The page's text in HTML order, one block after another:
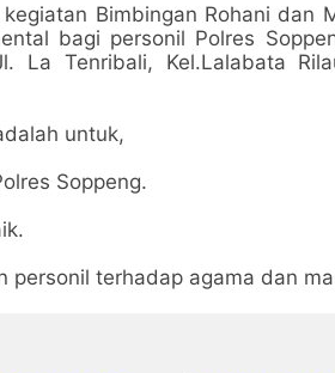
Bimbingan Rohani dan
bagi personil Polres
La Tenribali, Kel.Lalabata
untuk,
Soppeng.
personil terhadap agama dan